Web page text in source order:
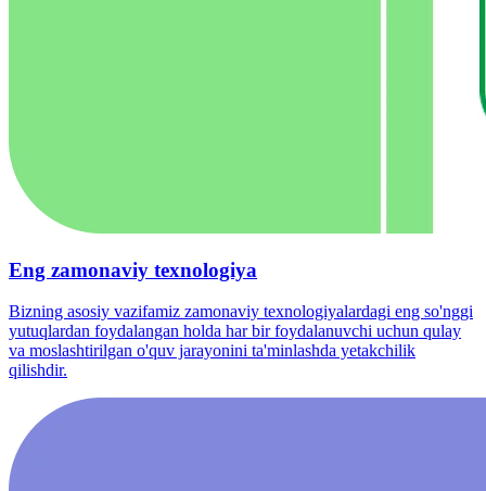
Eng zamonaviy texnologiya
Bizning asosiy vazifamiz zamonaviy texnologiyalardagi eng so'nggi
yutuqlardan foydalangan holda har bir foydalanuvchi uchun qulay
va moslashtirilgan o'quv jarayonini ta'minlashda yetakchilik
qilishdir.